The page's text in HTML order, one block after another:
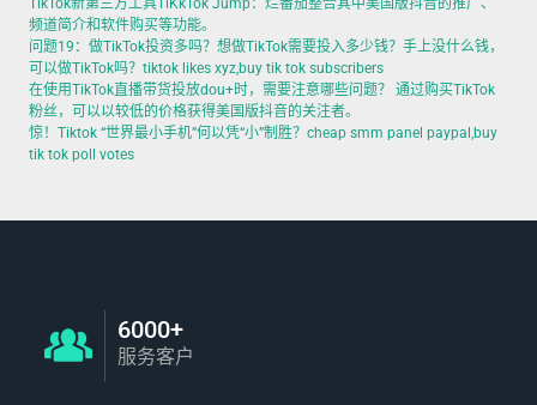
TikTok新第三方工具TiKkTok Jump：烂番茄整合其中美国版抖音的推广、
频道简介和软件购买等功能。
问题19：做TikTok投资多吗？想做TikTok需要投入多少钱？手上没什么钱，
可以做TikTok吗？tiktok likes xyz,buy tik tok subscribers
在使用TikTok直播带货投放dou+时，需要注意哪些问题？ 通过购买TikTok
粉丝，可以以较低的价格获得美国版抖音的关注者。
惊！Tiktok “世界最小手机”何以凭“小”制胜？cheap smm panel paypal,buy
tik tok poll votes
6000+
服务客户